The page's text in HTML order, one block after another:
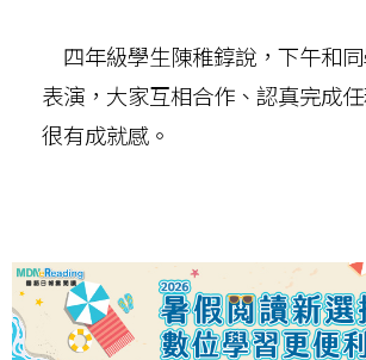
四年級學生陳稚錞說，下午和同
表演，大家互相合作、認真完成
很有成就感。